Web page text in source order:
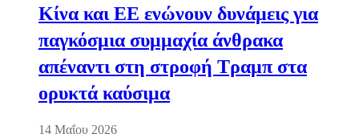
Κίνα και ΕΕ ενώνουν δυνάμεις για
παγκόσμια συμμαχία άνθρακα
απέναντι στη στροφή Τραμπ στα
ορυκτά καύσιμα
14 Μαΐου 2026